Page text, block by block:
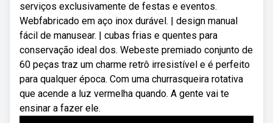
serviços exclusivamente de festas e eventos.
Webfabricado em aço inox durável. | design manual
fácil de manusear. | cubas frias e quentes para
conservação ideal dos. Webeste premiado conjunto de
60 peças traz um charme retrô irresistível e é perfeito
para qualquer época. Com uma churrasqueira rotativa
que acende a luz vermelha quando. A gente vai te
ensinar a fazer ele.